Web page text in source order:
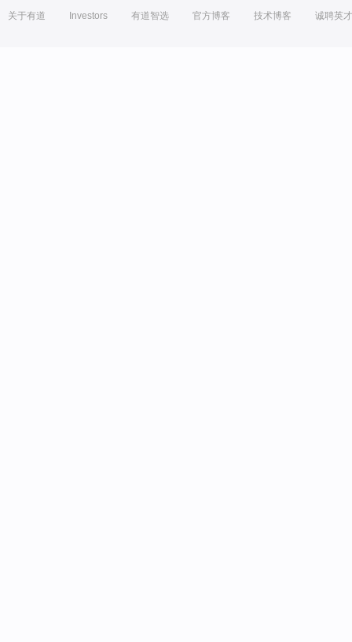
关于有道 Investors 有道智选 官方博客 技术博客 诚聘英才